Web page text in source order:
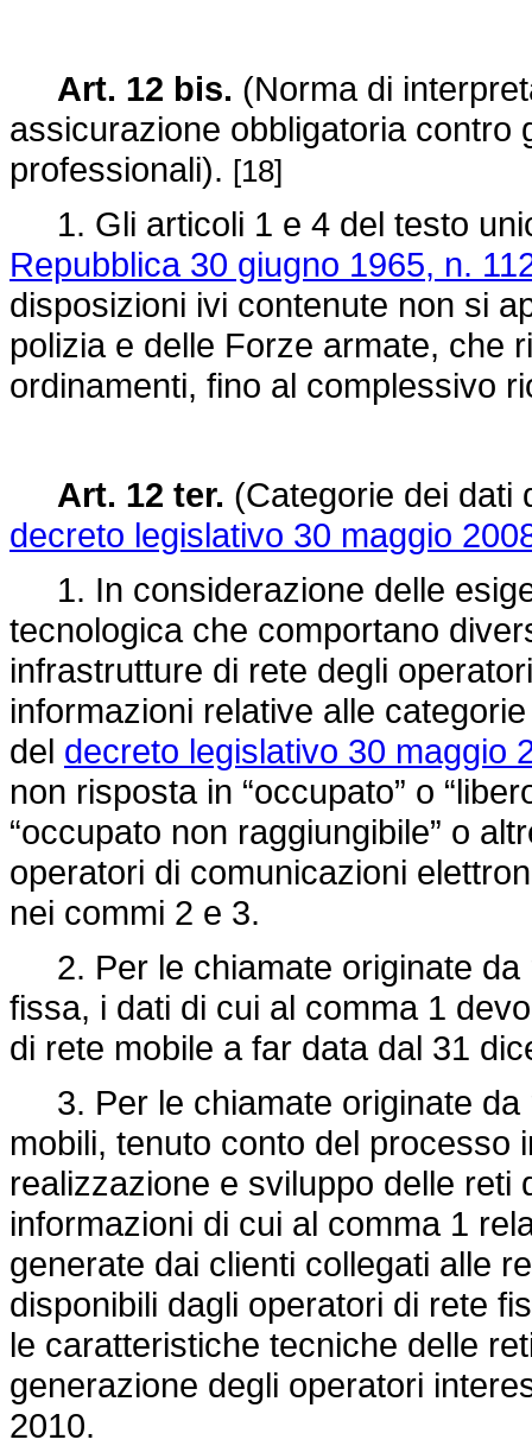
Art. 12 bis. (Norma di
assicurazione obbligatoria contro
professionali). [18]
1. Gli articoli 1 e 4 del testo
Repubblica 30 giugno 1965, n.
disposizioni ivi contenute non si
polizia e delle Forze armate, che
ordinamenti, fino al complessivo
Art. 12 ter. (Categorie dei dati
decreto legislativo 30 maggio
1. In considerazione delle
tecnologica che comportano
infrastrutture di rete degli
informazioni relative alle
del decreto legislativo 30 maggio
non risposta in “occupato” o
“occupato non raggiungibile” o
operatori di comunicazioni
nei commi 2 e 3.
2. Per le chiamate originate da
fissa, i dati di cui al comma 1
di rete mobile a far data dal 31
3. Per le chiamate originate da
mobili, tenuto conto del processo
realizzazione e sviluppo delle reti
informazioni di cui al comma 1
generate dai clienti collegati alle
disponibili dagli operatori di rete
le caratteristiche tecniche delle
generazione degli operatori
2010.